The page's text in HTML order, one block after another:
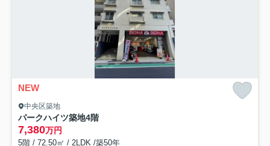
NEW
中央区築地
パークハイツ築地4階
7,380万円
5階 / 72.50㎡ / 2LDK /築50年